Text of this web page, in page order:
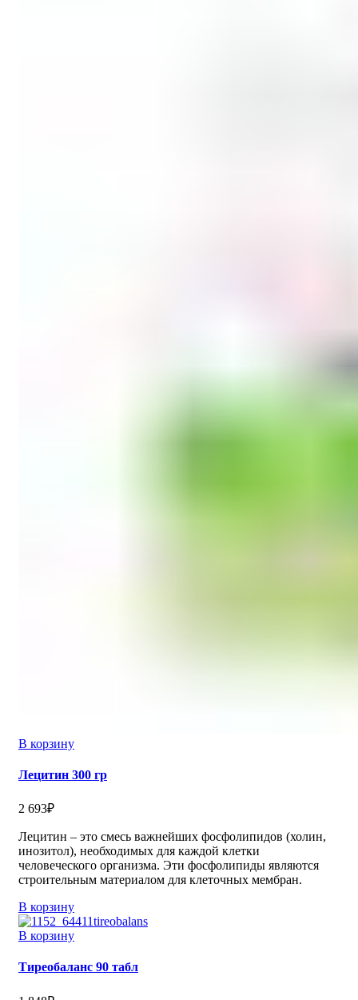
В корзину
Лецитин 300 гр
2 693₽
Лецитин – это смесь важнейших фосфолипидов (холин,
инозитол), необходимых для каждой клетки
человеческого организма. Эти фосфолипиды являются
строительным материалом для клеточных мембран.
В корзину
В корзину
Тиреобаланс 90 табл